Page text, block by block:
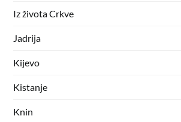
Iz života Crkve
Jadrija
Kijevo
Kistanje
Knin